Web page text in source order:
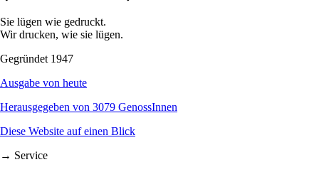
Sie lügen wie gedruckt.
Wir drucken, wie sie lügen.
Gegründet 1947
Ausgabe von heute
Herausgegeben von 3079 GenossInnen
Diese Website auf einen Blick
→ Service